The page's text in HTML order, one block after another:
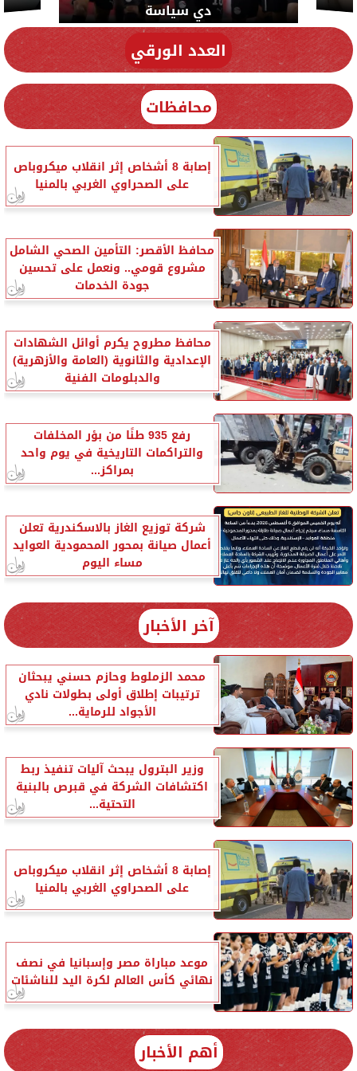
دي سياسة
العدد الورقي
محافظات
إصابة 8 أشخاص إثر انقلاب ميكروباص
على الصحراوي الغربي بالمنيا
محافظ الأقصر: التأمين الصحي الشامل
مشروع قومي.. ونعمل على تحسين
جودة الخدمات
محافظ مطروح يكرم أوائل الشهادات
الإعدادية والثانوية (العامة والأزهرية)
والدبلومات الفنية
رفع 935 طنًا من بؤر المخلفات
والتراكمات التاريخية في يوم واحد
بمراكز...
شركة توزيع الغاز بالاسكندرية تعلن
أعمال صيانة بمحور المحمودية العوايد
مساء اليوم
آخر الأخبار
محمد الزملوط وحازم حسني يبحثان
ترتيبات إطلاق أولى بطولات نادي
الأجواد للرماية...
وزير البترول يبحث آليات تنفيذ ربط
اكتشافات الشركة في قبرص بالبنية
التحتية...
إصابة 8 أشخاص إثر انقلاب ميكروباص
على الصحراوي الغربي بالمنيا
موعد مباراة مصر وإسبانيا في نصف
نهائي كأس العالم لكرة اليد للناشئات
أهم الأخبار